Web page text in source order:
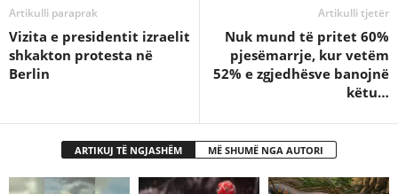
Artikulli paraprak
Vizita e presidentit izraelit
shkakton protesta në
Berlin
Artikulli tjetër
Nuk mund të pritet 60%
pjesëmarrje, kur vetëm
52% e zgjedhësve banojnë
këtu…
ARTIKUJ TË NGJASHËM MË SHUMË NGA AUTORI